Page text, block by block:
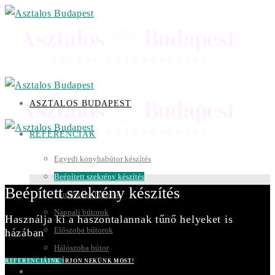
ASZTALOS BUDAPEST
REFERENCIÁK
Egyedi konyhabútor készítés
Beépített szekrény készítés
Fürdőszoba bútorok
Nappali bútorok
Előszoba bútorok
Hálószoba bútor
Beépített szekrény készítés
Használja ki a haszontalannak tűnő helyeket is
házában
REFERENCIÁINK ÍRJON NEKÜNK MOST!